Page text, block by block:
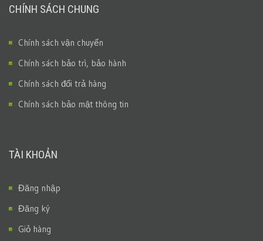
CHÍNH SÁCH CHUNG
Chính sách vận chuyển
Chính sách bảo trì, bảo hành
Chính sách đổi trả hàng
Chính sách bảo mật thông tin
TÀI KHOẢN
Đăng nhập
Đăng ký
Giỏ hàng